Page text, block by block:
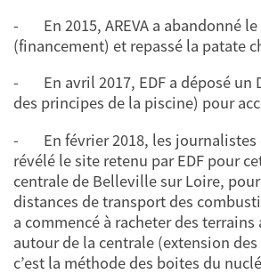
- En 2015, AREVA a abandonné
(financement) et repassé la patate
- En avril 2017, EDF a déposé un
des principes de la piscine) pour
- En février 2018, les journalistes
révélé le site retenu par EDF pour
centrale de Belleville sur Loire,
distances de transport des
a commencé à racheter des
autour de la centrale (extension
c’est la méthode des boites du